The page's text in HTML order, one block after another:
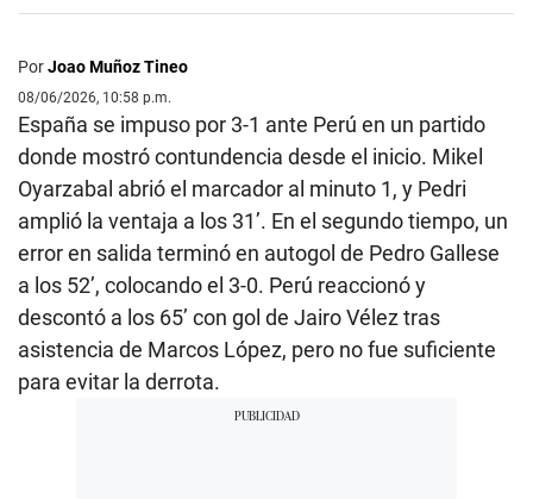
PorJoao Muñoz Tineo
08/06/2026, 10:58 p.m.
España se impuso por 3-1 ante Perú en un partido
donde mostró contundencia desde el inicio. Mikel
Oyarzabal abrió el marcador al minuto 1, y Pedri
amplió la ventaja a los 31’. En el segundo tiempo, un
error en salida terminó en autogol de Pedro Gallese
a los 52’, colocando el 3-0. Perú reaccionó y
descontó a los 65’ con gol de Jairo Vélez tras
asistencia de Marcos López, pero no fue suficiente
para evitar la derrota.